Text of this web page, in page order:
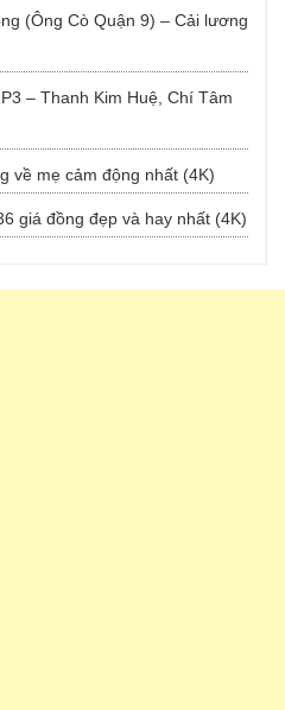
(Ông Cò Quận 9) – Cải lương
– Thanh Kim Huệ, Chí Tâm
về mẹ cảm động nhất (4K)
giá đồng đẹp và hay nhất (4K)